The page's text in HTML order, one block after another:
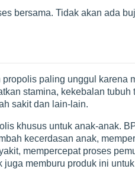
bersama. Tidak akan ada
propolis paling unggul karena
stamina, kekebalan tubuh
sakit dan lain-lain.
khusus untuk anak-anak.
kecerdasan anak,
mempercepat proses
juga memburu produk ini